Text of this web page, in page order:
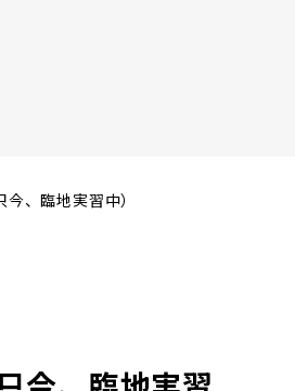
、臨地実習中）